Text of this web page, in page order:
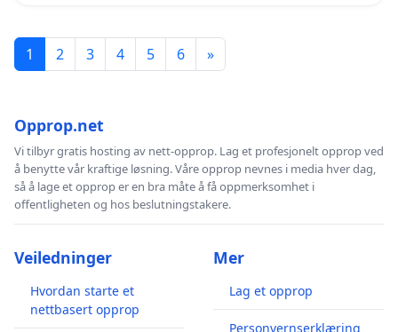
1 2 3 4 5 6 »
Opprop.net
Vi tilbyr gratis hosting av nett-opprop. Lag et profesjonelt opprop ved
å benytte vår kraftige løsning. Våre opprop nevnes i media hver dag,
så å lage et opprop er en bra måte å få oppmerksomhet i
offentligheten og hos beslutningstakere.
Veiledninger
Hvordan starte et
nettbasert opprop
Mer
Lag et opprop
Personvernserklæring